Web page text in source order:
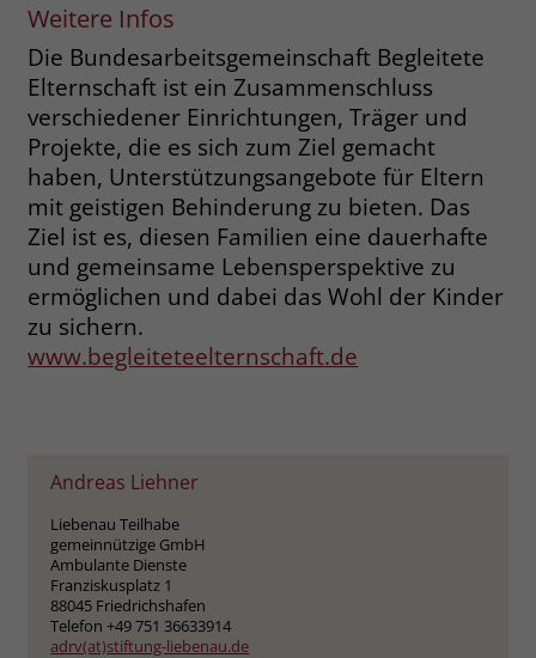
Weitere Infos
Die Bundesarbeitsgemeinschaft Begleitete
Elternschaft ist ein Zusammenschluss
verschiedener Einrichtungen, Träger und
Projekte, die es sich zum Ziel gemacht
haben, Unterstützungsangebote für Eltern
mit geistigen Behinderung zu bieten. Das
Ziel ist es, diesen Familien eine dauerhafte
und gemeinsame Lebensperspektive zu
ermöglichen und dabei das Wohl der Kinder
zu sichern.
www.begleiteteelternschaft.de
Andreas Liehner
Liebenau Teilhabe
gemeinnützige GmbH
Ambulante Dienste
Franziskusplatz 1
88045 Friedrichshafen
Telefon +49 751 36633914
adrv(at)stiftung-liebenau.de
Zweck
Facebook platziert es, während ein
Verbraucher auf Facebook ist. Dieses
Cookie verfolgt die Besuche eines
Nutzers auf verschiedenen Websites
und meldet dieses Verhalten an
Facebook. Facebook kann dann die
gesammelten Daten nutzen, um den
Nutzer besser zu verstehen und
bessere, relevantere Werbung zu
zeigen. Das _fbp-Cookie sammelt keine
persönlich identifizierbaren
nur platziert, um Daten an das
Unternehmen zurückzusenden.